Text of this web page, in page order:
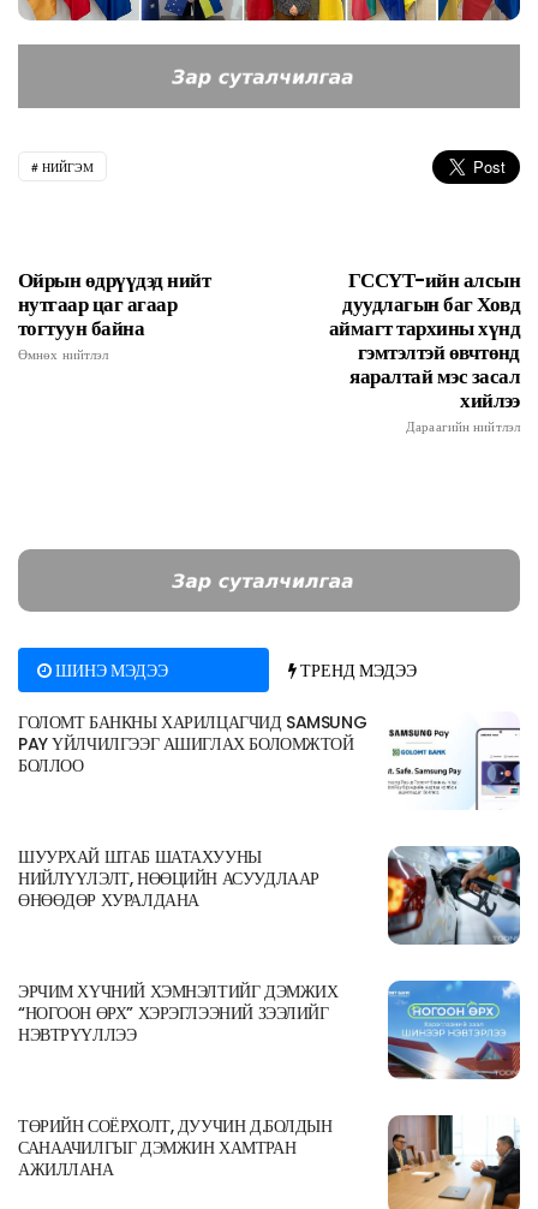
НИЙГЭМ
Ойрын өдрүүдэд нийт
нутгаар цаг агаар
тогтуун байна
Өмнөх нийтлэл
ГССҮТ-ийн алсын
дуудлагын баг Ховд
аймагт тархины хүнд
гэмтэлтэй өвчтөнд
яаралтай мэс засал
хийлээ
Дараагийн нийтлэл
ШИНЭ МЭДЭЭ ТРЕНД МЭДЭЭ
ГОЛОМТ БАНКНЫ ХАРИЛЦАГЧИД SAMSUNG
PAY ҮЙЛЧИЛГЭЭГ АШИГЛАХ БОЛОМЖТОЙ
БОЛЛОО
ШУУРХАЙ ШТАБ ШАТАХУУНЫ
НИЙЛҮҮЛЭЛТ, НӨӨЦИЙН АСУУДЛААР
ӨНӨӨДӨР ХУРАЛДАНА
ЭРЧИМ ХҮЧНИЙ ХЭМНЭЛТИЙГ ДЭМЖИХ
“НОГООН ӨРХ” ХЭРЭГЛЭЭНИЙ ЗЭЭЛИЙГ
НЭВТРҮҮЛЛЭЭ
ТӨРИЙН СОЁРХОЛТ, ДУУЧИН Д.БОЛДЫН
САНААЧИЛГЫГ ДЭМЖИН ХАМТРАН
АЖИЛЛАНА